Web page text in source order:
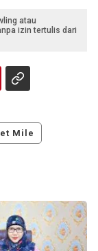
atau
izin tertulis dari
Mile